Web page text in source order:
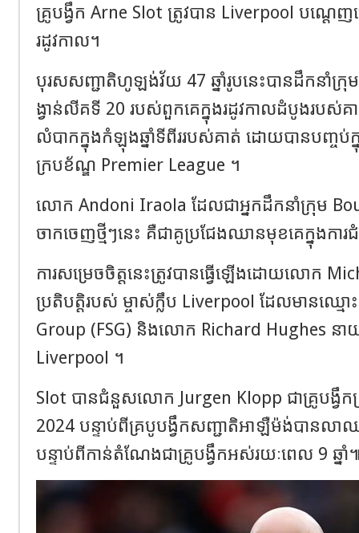
គ្រូបង្វឹក Arne Slot ត្រូវបាន Liverpool បណ្ដេ
រដូវកាល។
បុរសសញ្ជាតិហូឡង់វ័យ 47 ឆ្នាំរូបនេះបានដឹកនាំក្រុ
ង្វាន់លីគទី 20 របស់ពួកគេក្នុងរដូវកាលដំបូងរបស់គា
លំបាកក្នុងកំឡុងឆ្នាំទីពីររបស់គាត់ ដោយបានបញ្ចប់
ក្របខ័ណ្ឌ Premier League ។
លោក Andoni Iraola ដែលជាអ្នកដឹកនាំក្រុម
ចាកចេញថ្មីៗនេះ គឺជាគូប្រជែងឈានមុខគេក្នុង
ការសម្រេចចិត្តនេះត្រូវបានធ្វើឡើងដោយលោក
ប្រតិបត្តិរបស់ ម្ចាស់ក្លឹប Liverpool ដែលមានឈ្មោ
Group (FSG) និងលោក Richard Hughes នា
Liverpool ។
Slot បានជំនួសលោក Jurgen Klopp ជាគ្រូបង្វឹកក្
2024 បន្ទាប់ពីគ្របូបង្វឹកសញ្ជាតិអាឡឺម៉ង់បាន
បន្ទាប់ពីកាន់តំណែងជាគ្រូបង្វឹកអស់រយៈពេល 9 ឆ្នាំ